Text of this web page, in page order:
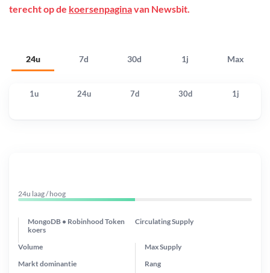
24u 7d 30d 1j Max
terecht op de koersenpaginavan Newsbit.
1u 24u 7d 30d 1j
24u laag / hoog
MongoDB • Robinhood Token
koers
Circulating Supply
Max Supply
Markt dominantie
Volume
Rang